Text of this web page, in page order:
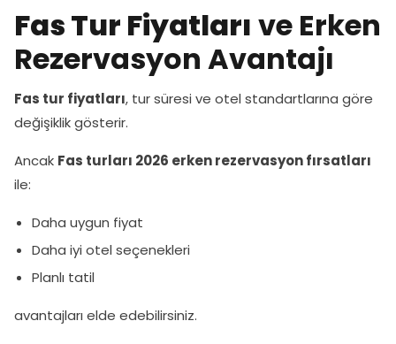
Fas Tur Fiyatları ve Erken
Rezervasyon Avantajı
Fas tur fiyatları, tur süresi ve otel standartlarına göre
değişiklik gösterir.
Ancak Fas turları 2026 erken rezervasyon fırsatları
ile:
Daha uygun fiyat
Daha iyi otel seçenekleri
Planlı tatil
avantajları elde edebilirsiniz.